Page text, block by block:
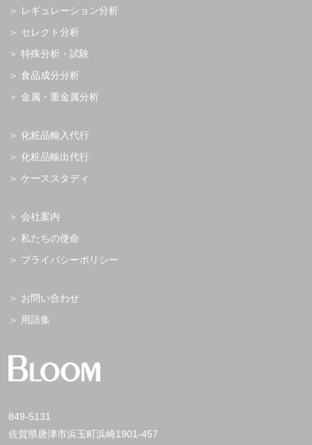
849-5131
佐賀県唐津市浜玉町浜崎1901-457
レギュレーション分析
セレクト分析
特殊分析・試験
食品成分分析
金属・重金属分析
化粧品輸入代行
化粧品輸出代行
ケーススタディ
会社案内
私たちの使命
プライバシーポリシー
お問い合わせ
用語集